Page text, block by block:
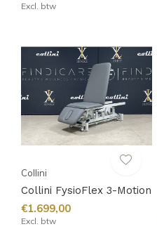
Excl. btw
Collini
Collini FysioFlex 3-Motion
€1.699,00
Excl. btw